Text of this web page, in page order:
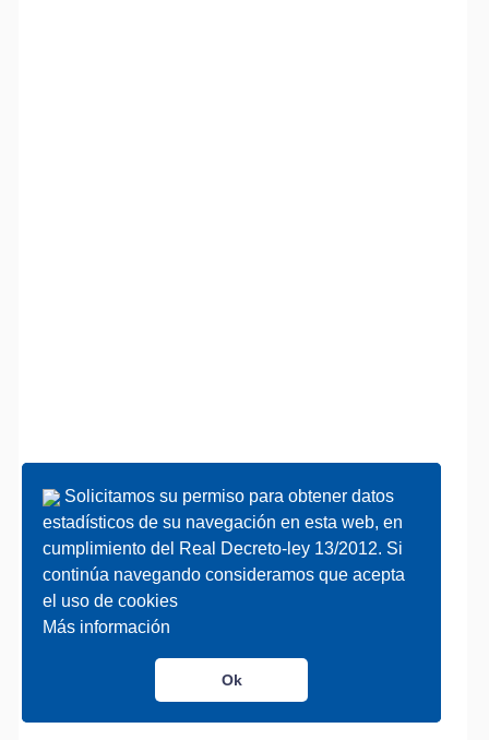
Solicitamos su permiso para obtener datos
estadísticos de su navegación en esta web, en
cumplimiento del Real Decreto-ley 13/2012. Si
continúa navegando consideramos que acepta
el uso de cookies
Más información
Ok
Solicitamos su permiso para obtener datos
estadísticos de su navegación en esta web, en
cumplimiento del Real Decreto-ley 13/2012. Si
continúa navegando consideramos que acepta
el uso de cookies
Más información
Ok